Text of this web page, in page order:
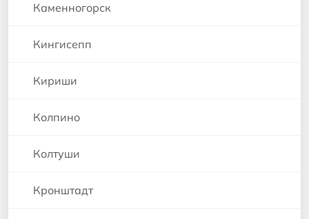
Каменногорск
Кингисепп
Кириши
Колпино
Колтуши
Кронштадт